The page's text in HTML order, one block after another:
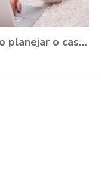
Como planejar o casamento durante a Pandemia?